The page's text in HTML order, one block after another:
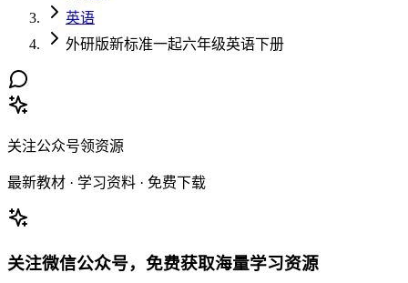
英语
外研版新标准一起六年级英语下册
关注公众号领资源
最新教材 · 学习资料 · 免费下载
关注微信公众号，免费获取海量学习资源